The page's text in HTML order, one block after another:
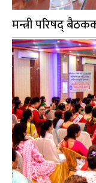
मन्त्री परिषद्